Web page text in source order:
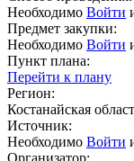
Необходимо Войти
Предмет закупки:
Необходимо Войти
Пункт плана:
Перейти к плану
Регион:
Костанайская
Источник:
Необходимо Войти